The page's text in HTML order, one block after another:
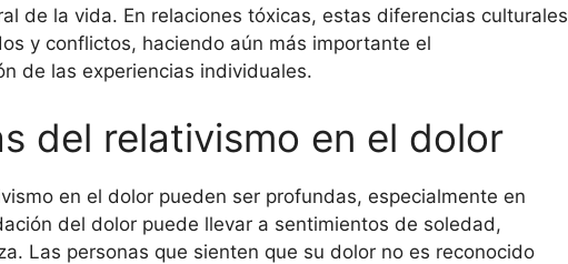
de la vida. En relaciones tóxicas, estas diferencias culturales
y conflictos, haciendo aún más importante el
de las experiencias individuales.
del relativismo en el dolor
en el dolor pueden ser profundas, especialmente en
del dolor puede llevar a sentimientos de soledad,
Las personas que sienten que su dolor no es reconocido